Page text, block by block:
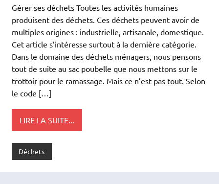
Gérer ses déchets Toutes les activités humaines
produisent des déchets. Ces déchets peuvent avoir de
multiples origines : industrielle, artisanale, domestique.
Cet article s’intéresse surtout à la dernière catégorie.
Dans le domaine des déchets ménagers, nous pensons
tout de suite au sac poubelle que nous mettons sur le
trottoir pour le ramassage. Mais ce n’est pas tout. Selon
le code […]
LIRE LA SUITE...
Déchets